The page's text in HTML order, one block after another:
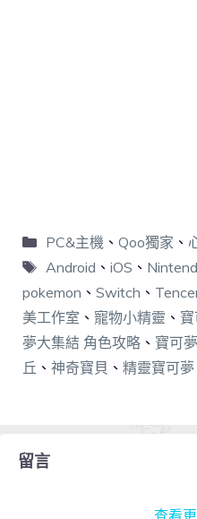
PC&主機 、 Qoo獨家 、
Android 、 iOS 、
pokemon 、 Switch 、
美工作室 、 寵物小精靈 、
夢大集結 角色攻略 、 寶可
丘 、 神奇寶貝 、 精靈寶可夢
留言